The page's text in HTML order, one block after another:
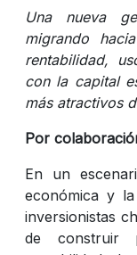
Una nueva
migrando
rentabilidad,
con la capital
más atractivos
Por
En un
económica y la
inversionistas
de construir